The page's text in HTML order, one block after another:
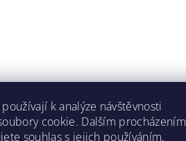
k analýze návštěvnosti
cookie. Dalším procházením
souhlas s jejich používáním.